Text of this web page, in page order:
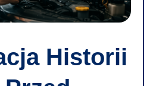
Historii